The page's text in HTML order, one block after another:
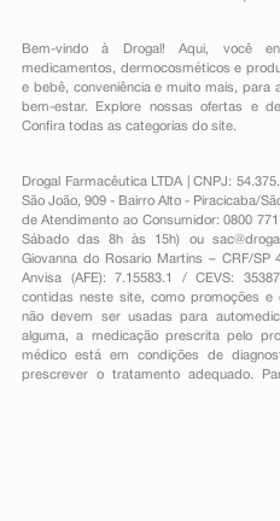
Bem-vindo à Drogal! Aqui, você
medicamentos , dermocosméticos e
e bebê, conveniênciae muito mais, para
bem-estar. Explore nossas ofertas e
Confira todas as categorias do site.
Drogal Farmacêutica LTDA | CNPJ:
São João, 909 - Bairro Alto - Piracicaba/
de Atendimento ao Consumidor: 0800
Sábado das 8h às 15h) ou
Giovanna do Rosario Martins – CRF/SP
Anvisa (AFE): 7.15583.1 / CEVS:
contidas neste site, como promoções e
não devem ser usadas para
alguma, a medicação prescrita pelo
médico está em condições de
prescrever o tratamento adequado.